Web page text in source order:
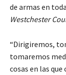
de armas en
Westchester
“Dirigiremos,
tomaremos
cosas en las